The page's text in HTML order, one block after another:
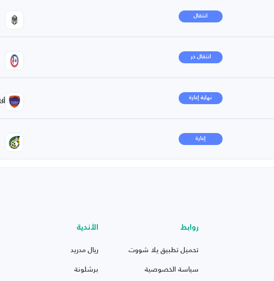
انتقال
انتقال حر
نهاية إعارة
إعارة
روابط
تحميل تطبيق يلا شووت
سياسة الخصوصية
الأندية
ريال مدريد
برشلونة